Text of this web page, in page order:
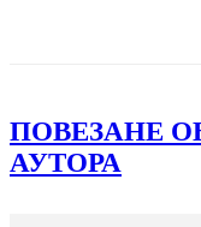
ПОВЕЗАНЕ
АУТОРА